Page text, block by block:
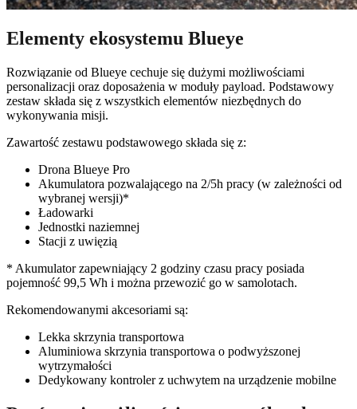
Elementy ekosystemu Blueye
Rozwiązanie od Blueye cechuje się dużymi możliwościami
personalizacji oraz doposażenia w moduły payload. Podstawowy
zestaw składa się z wszystkich elementów niezbędnych do
wykonywania misji.
Zawartość zestawu podstawowego składa się z:
Drona Blueye Pro
Akumulatora pozwalającego na 2/5h pracy (w zależności od
wybranej wersji)*
Ładowarki
Jednostki naziemnej
Stacji z uwięzią
* Akumulator zapewniający 2 godziny czasu pracy posiada
pojemność 99,5 Wh i można przewozić go w samolotach.
Rekomendowanymi akcesoriami są:
Lekka skrzynia transportowa
Aluminiowa skrzynia transportowa o podwyższonej
wytrzymałości
Dedykowany kontroler z uchwytem na urządzenie mobilne